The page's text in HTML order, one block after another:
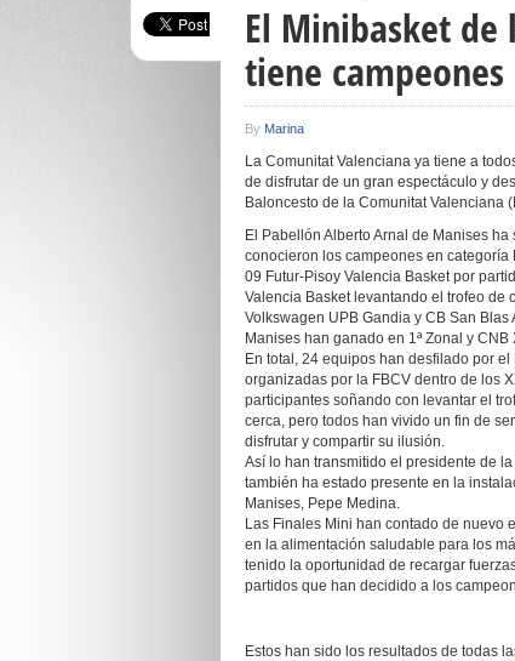
El Minibasket de
tiene campeones
By Marina
La Comunitat Valenciana ya tiene a
de disfrutar de un gran espectáculo y
Baloncesto de la Comunitat Valenciana
El Pabellón Alberto Arnal de Manises
conocieron los campeones en categoría
09 Futur-Pisoy Valencia Basket por
Valencia Basket levantando el trofeo de
Volkswagen UPB Gandia y CB San
Manises han ganado en 1ª Zonal y
En total, 24 equipos han desfilado por
organizadas por la FBCV dentro de los
participantes soñando con levantar el
cerca, pero todos han vivido un fin de
disfrutar y compartir su ilusión.
Así lo han transmitido el presidente de
también ha estado presente en la
Manises, Pepe Medina.
Las Finales Mini han contado de nuevo
en la alimentación saludable para los
tenido la oportunidad de recargar
partidos que han decidido a los
Estos han sido los resultados de todas